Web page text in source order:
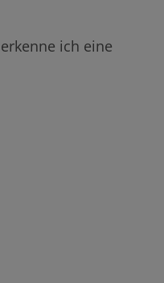
ich eine